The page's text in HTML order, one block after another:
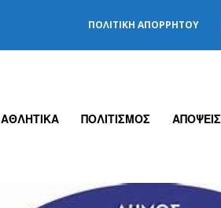
ΠΟΛΙΤΙΚΉ ΑΠΟΡΡΉΤΟΥ
ΑΘΛΗΤΙΚΑ ΠΟΛΙΤΙΣΜΟΣ ΑΠΟΨΕΙΣ